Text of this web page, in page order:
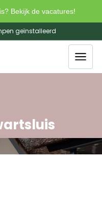
Bekijk de vacatures!